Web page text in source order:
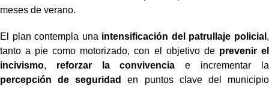
meses de verano.
El plan contempla una intensificación del patrullaje policial ,
tanto a pie como motorizado, con el objetivo de prevenir el
incivismo, reforzar la convivencia e incrementar la
percepción de seguridad
en puntos clave del municipio